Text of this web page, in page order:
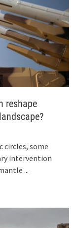
reshape
circles, some
intervention
...